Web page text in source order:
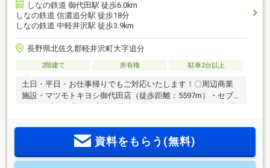
しなの鉄道 御代田駅 徒歩6.0km
しなの鉄道 信濃追分駅 徒歩18分
しなの鉄道 中軽井沢駅 徒歩3.9km
長野県北佐久郡軽井沢町大字追分
2階建て 所有権 駐車2台以上
土日・平日・お仕事帰りでもご対応いたします！〇周辺商業
施設・マツモトキヨシ御代田店（徒歩距離：5597m）・セブ
らサポート●〇ローンに不安事ございませんか？・ローンにつ
いてわからない・車のローンがある・他社で審査に落ちてし
資料をもらう(無料)